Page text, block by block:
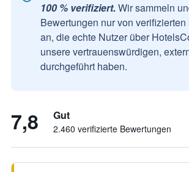
100 % verifiziert. Wir sammeln
Bewertungen nur von
an, die echte Nutzer über
unsere vertrauenswürdigen,
durchgeführt haben.
7,8 Gut
2.460 verifizierte Bewertungen